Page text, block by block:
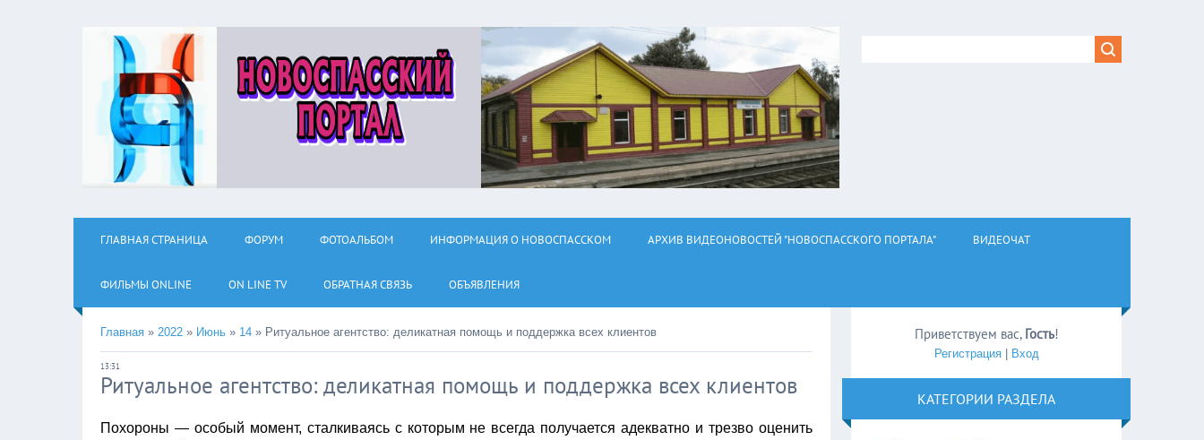
ГЛАВНАЯ СТРАНИЦА ФОРУМ ФОТОАЛЬБОМ ИНФОРМАЦИЯ О НОВОСПАССКОМ АРХИВ ВИДЕОНОВОСТЕЙ "НОВОСПАССКОГО ПОРТАЛА" ВИДЕОЧАТ
ФИЛЬМЫ ОNLINE ON LINE TV ОБРАТНАЯ СВЯЗЬ ОБЪЯВЛЕНИЯ
Главная » 2022 » Июнь » 14 » Ритуальное агентство: деликатная помощь и поддержка всех клиентов
13:31
Ритуальное агентство: деликатная помощь и поддержка всех клиентов
Похороны — особый момент, сталкиваясь с которым не всегда получается адекватно и трезво оценить
Приветствуем вас, Гость!
Регистрация| Вход
КАТЕГОРИИ РАЗДЕЛА